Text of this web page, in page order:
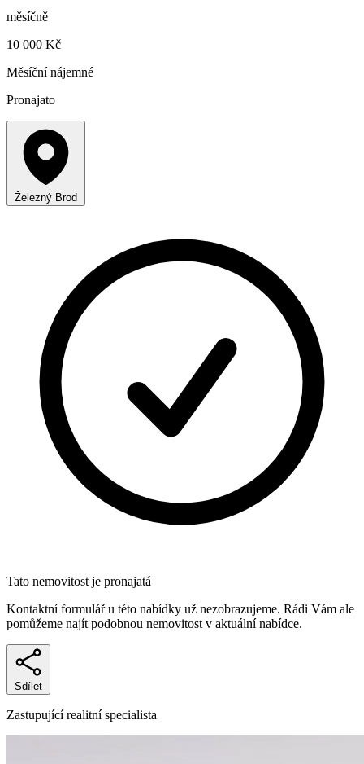
měsíčně
10 000 Kč
Měsíční nájemné
Pronajato
Železný Brod
Tato nemovitost je pronajatá
Kontaktní formulář u této nabídky už nezobrazujeme. Rádi Vám ale
pomůžeme najít podobnou nemovitost v aktuální nabídce.
Sdílet
Zastupující realitní specialista